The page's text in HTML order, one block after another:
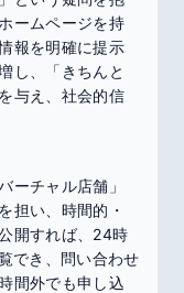
ームページを持
報を明確に提示
し、「きちんと
与え、社会的信
ーチャル店舗」
担い、時間的・
開すれば、24時
でき、問い合わせ
間外でも申し込